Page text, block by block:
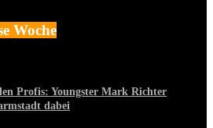
Woche
Profis: Youngster Mark Richter
dabei